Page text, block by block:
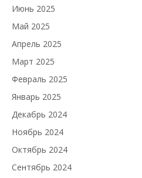
Июнь 2025
Май 2025
Апрель 2025
Март 2025
Февраль 2025
Январь 2025
Декабрь 2024
Ноябрь 2024
Октябрь 2024
Сентябрь 2024